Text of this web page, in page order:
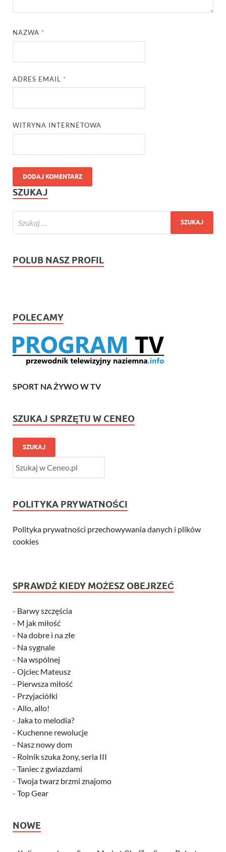
NAZWA *
ADRES EMAIL *
WITRYNA INTERNETOWA
SZUKAJ
POLUB NASZ PROFIL
POLECAMY
SPORT NA ŻYWO W TV
SZUKAJ SPRZĘTU W CENEO
SZUKAJ
POLITYKA PRYWATNOŚCI
Polityka prywatności przechowywania danych i plików
cookies
SPRAWDŹ KIEDY MOŻESZ OBEJRZEĆ
- Barwy szczęścia
- M jak miłość
- Na dobre i na złe
- Na sygnale
- Na wspólnej
- Ojciec Mateusz
- Pierwsza miłość
- Przyjaciółki
- Allo, allo!
- Jaka to melodia?
- Kuchenne rewolucje
- Nasz nowy dom
- Rolnik szuka żony, seria III
- Taniec z gwiazdami
- Twoja twarz brzmi znajomo
- Top Gear
NOWE